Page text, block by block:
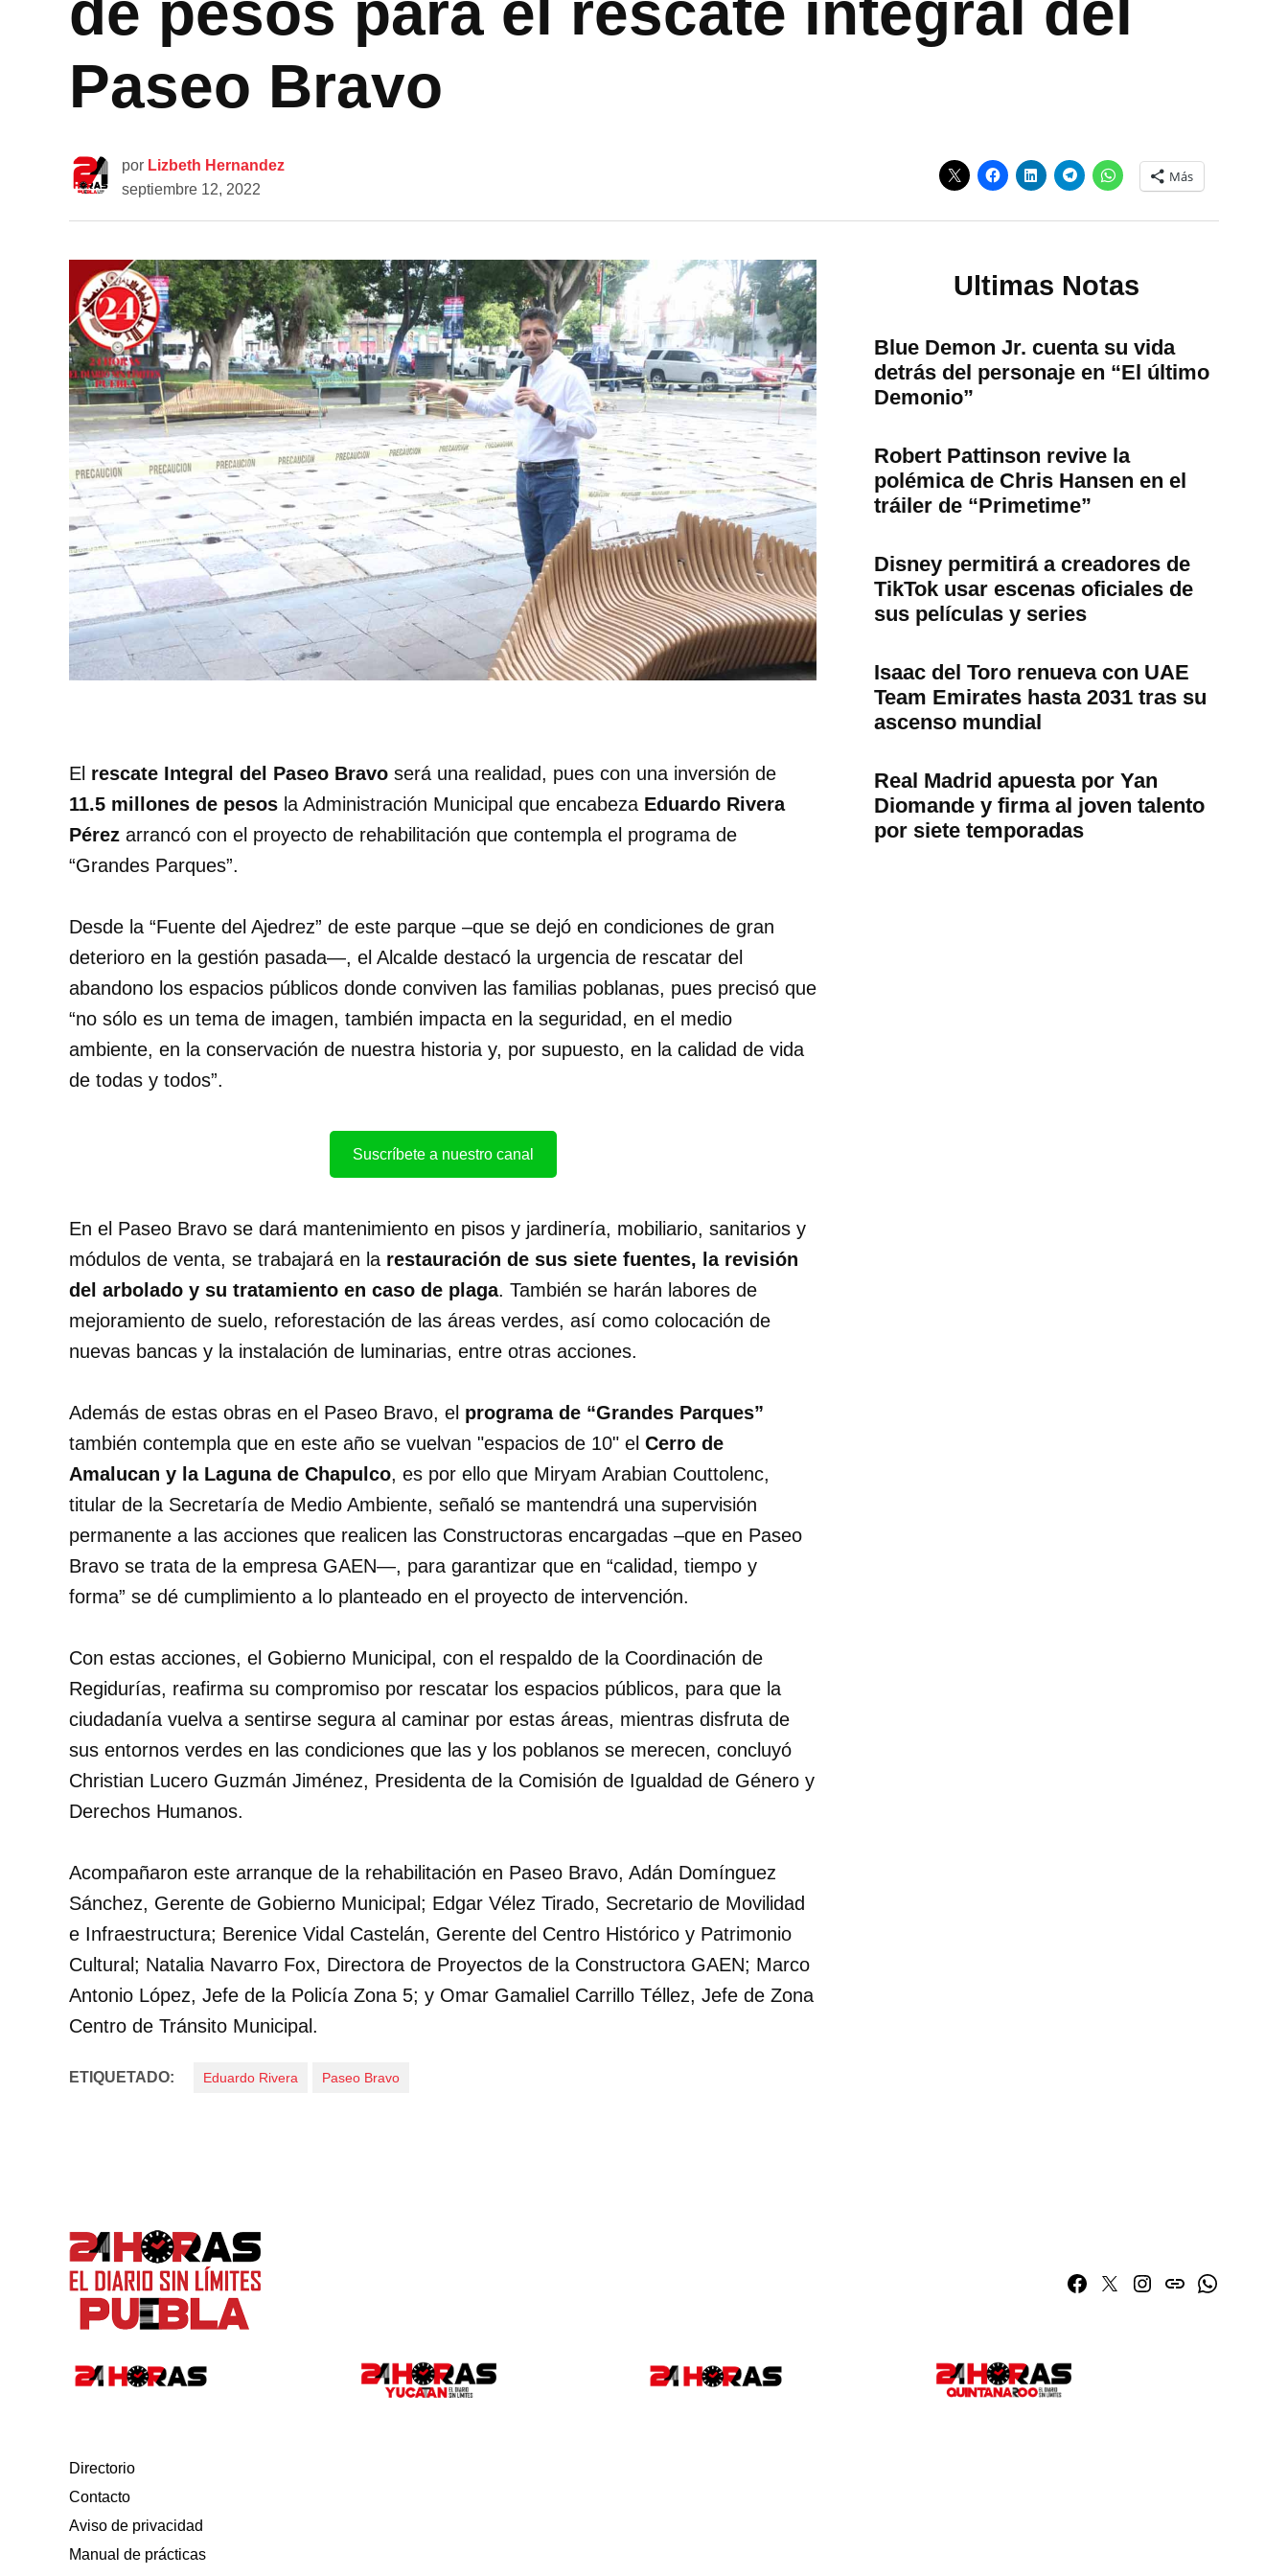
Paseo Bravo
por Lizbeth Hernandez
septiembre 12, 2022
Más
El rescate Integral del Paseo Bravo será una realidad, pues con una inversión de
11.5 millones de pesos la Administración Municipal que encabeza Eduardo Rivera
Pérez arrancó con el proyecto de rehabilitación que contempla el programa de
“Grandes Parques”.
Desde la “Fuente del Ajedrez” de este parque –que se dejó en condiciones de gran
deterioro en la gestión pasada—, el Alcalde destacó la urgencia de rescatar del
abandono los espacios públicos donde conviven las familias poblanas, pues precisó que
“no sólo es un tema de imagen, también impacta en la seguridad, en el medio
ambiente, en la conservación de nuestra historia y, por supuesto, en la calidad de vida
de todas y todos”.
Suscríbete a nuestro canal
En el Paseo Bravo se dará mantenimiento en pisos y jardinería, mobiliario, sanitarios y
módulos de venta, se trabajará en la restauración de sus siete fuentes, la revisión
del arbolado y su tratamiento en caso de plaga. También se harán labores de
mejoramiento de suelo, reforestación de las áreas verdes, así como colocación de
nuevas bancas y la instalación de luminarias, entre otras acciones.
Además de estas obras en el Paseo Bravo, el programa de “Grandes Parques”
también contempla que en este año se vuelvan "espacios de 10" el Cerro de
Amalucan y la Laguna de Chapulco, es por ello que Miryam Arabian Couttolenc,
titular de la Secretaría de Medio Ambiente, señaló se mantendrá una supervisión
permanente a las acciones que realicen las Constructoras encargadas –que en Paseo
Bravo se trata de la empresa GAEN—, para garantizar que en “calidad, tiempo y
forma” se dé cumplimiento a lo planteado en el proyecto de intervención.
Con estas acciones, el Gobierno Municipal, con el respaldo de la Coordinación de
Regidurías, reafirma su compromiso por rescatar los espacios públicos, para que la
ciudadanía vuelva a sentirse segura al caminar por estas áreas, mientras disfruta de
sus entornos verdes en las condiciones que las y los poblanos se merecen, concluyó
Christian Lucero Guzmán Jiménez, Presidenta de la Comisión de Igualdad de Género y
Derechos Humanos.
Acompañaron este arranque de la rehabilitación en Paseo Bravo, Adán Domínguez
Sánchez, Gerente de Gobierno Municipal; Edgar Vélez Tirado, Secretario de Movilidad
e Infraestructura; Berenice Vidal Castelán, Gerente del Centro Histórico y Patrimonio
Cultural; Natalia Navarro Fox, Directora de Proyectos de la Constructora GAEN; Marco
Antonio López, Jefe de la Policía Zona 5; y Omar Gamaliel Carrillo Téllez, Jefe de Zona
Centro de Tránsito Municipal.
ETIQUETADO: Eduardo Rivera Paseo Bravo
Ultimas Notas
Blue Demon Jr. cuenta su vida
detrás del personaje en “El último
Demonio”
Robert Pattinson revive la
polémica de Chris Hansen en el
tráiler de “Primetime”
Disney permitirá a creadores de
TikTok usar escenas oficiales de
sus películas y series
Isaac del Toro renueva con UAE
Team Emirates hasta 2031 tras su
ascenso mundial
Real Madrid apuesta por Yan
Diomande y firma al joven talento
por siete temporadas
Facebook
TwitterInstagram
issuuWhatsapp
Directorio
Contacto
Aviso de privacidad
Manual de prácticas